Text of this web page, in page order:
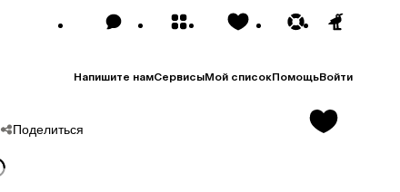
Напишите намСервисыМой списокПомощьВойти
Поделиться